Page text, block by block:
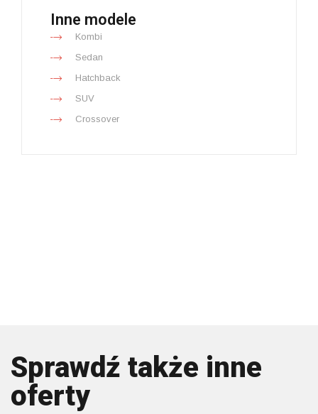
Inne modele
Kombi
Sedan
Hatchback
SUV
Crossover
Sprawdź także inne
oferty